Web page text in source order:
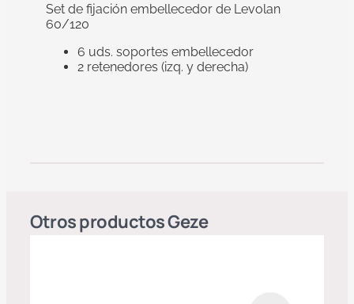
Set de fijación embellecedor de Levolan
60/120
6 uds. soportes embellecedor
2 retenedores (izq. y derecha)
Otros productosGeze